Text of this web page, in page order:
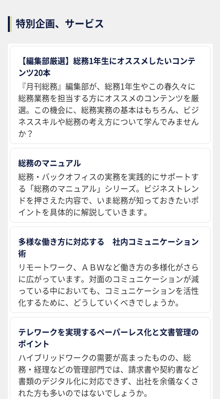
特別企画、サービス
【編集部厳選】総務1年生にオススメしたいコンテ
ンツ20本
『月刊総務』編集部が、総務1年生やこの春久々に
総務業務を担当する方にオススメのコンテンツを厳
選。この機会に、総務実務の基本はもちろん、ビジ
ネススキルや総務の考え方について学んでみません
か？
総務のマニュアル
総務・バックオフィスの実務を実践的にサポートす
る「総務のマニュアル」シリーズ。ビジネストレン
ドを押さえた内容で、いま総務が知っておきたいポ
イントを具体的に解説していきます。
多様な働き方に対応する 社内コミュニケーション
術
リモートワーク、ＡＢＷなど働き方の多様化がさら
に広がっています。対面のコミュニケーションが減
っている中においても、コミュニケーションを活性
化するために、どうしていくべきでしょうか。
テレワークを実現するペーパーレス化と文書管理の
ポイント
ハイブリッドワークの需要が高まったものの、総
務・経理などの管理部門では、請求書や契約書など
書類のデジタル化に対応できず、出社を余儀なくさ
れた方も多いのではないでしょうか。